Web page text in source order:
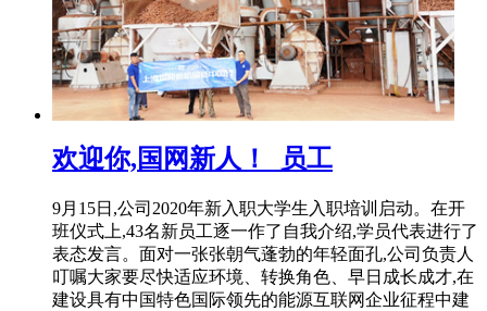
欢迎你,国网新人！_员工
9月15日,公司2020年新入职大学生入职培训启动。在开
班仪式上,43名新员工逐一作了自我介绍,学员代表进行了
表态发言。面对一张张朝气蓬勃的年轻面孔,公司负责人
叮嘱大家要尽快适应环境、转换角色、早日成长成才,在
建设具有中国特色国际领先的能源互联网企业征程中建